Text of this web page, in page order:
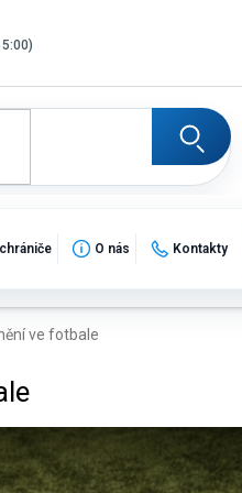
zboží
O nás Kontakty
ve fotbale